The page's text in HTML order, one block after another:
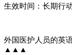
生效时间：长期行
外国医护人员的英
▲▲▲